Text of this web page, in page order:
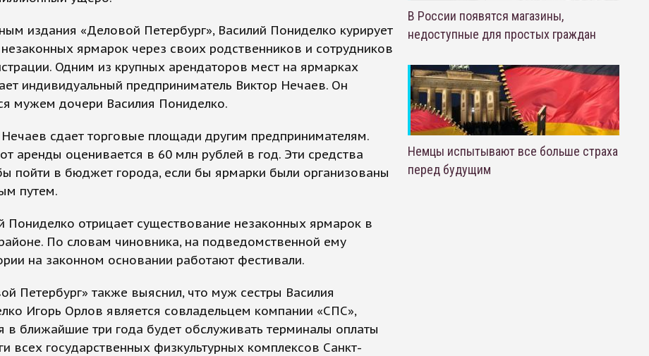
издания «Деловой Петербург», Василий Пониделко курирует
ярмарок через своих родственников и сотрудников
Одним из крупных арендаторов мест на ярмарках
индивидуальный предприниматель Виктор Нечаев. Он
мужем дочери Василия Пониделко.
Нечаев сдает торговые площади другим предпринимателям.
аренды оценивается в 60 млн рублей в год. Эти средства
пойти в бюджет города, если бы ярмарки были организованы
путем.
Пониделко отрицает существование незаконных ярмарок в
По словам чиновника, на подведомственной ему
на законном основании работают фестивали.
Петербург» также выяснил, что муж сестры Василия
Игорь Орлов является совладельцем компании «СПС»,
в ближайшие три года будет обслуживать терминалы оплаты
всех государственных физкультурных комплексов Санкт-
В России появятся магазины,
недоступные для простых граждан
Немцы испытывают все больше страха
перед будущим